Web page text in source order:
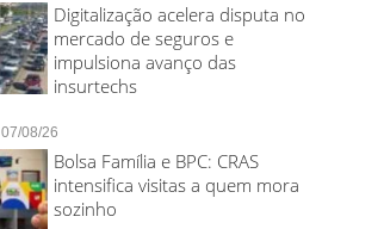
Digitalização acelera disputa no
mercado de seguros e
impulsiona avanço das
insurtechs
07/08/26
Bolsa Família e BPC: CRAS
intensifica visitas a quem mora
sozinho